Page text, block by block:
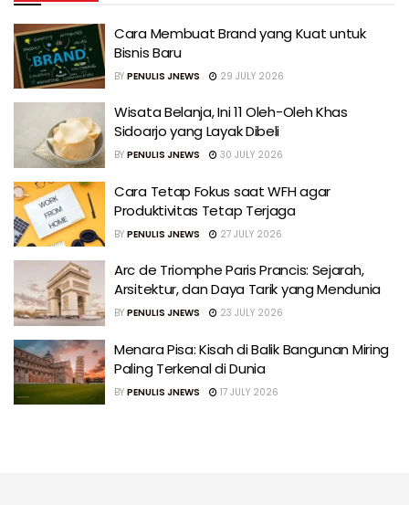
Cara Membuat Brand yang Kuat untuk
Bisnis Baru
BY PENULIS JNEWS 29 JULY 2026
Wisata Belanja, Ini 11 Oleh-Oleh Khas
Sidoarjo yang Layak Dibeli
BY PENULIS JNEWS 30 JULY 2026
Cara Tetap Fokus saat WFH agar
Produktivitas Tetap Terjaga
BY PENULIS JNEWS 27 JULY 2026
Arc de Triomphe Paris Prancis: Sejarah,
Arsitektur, dan Daya Tarik yang Mendunia
BY PENULIS JNEWS 23 JULY 2026
Menara Pisa: Kisah di Balik Bangunan Miring
Paling Terkenal di Dunia
BY PENULIS JNEWS 17 JULY 2026